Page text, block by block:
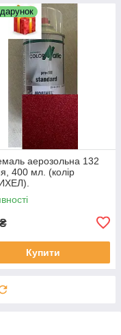
аерозольна 132
400 мл. (колір
₴
Купити